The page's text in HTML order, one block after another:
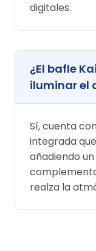
digitales.
¿El bafle
iluminar el
Sí, cuenta
integrada
añadiendo
realza la